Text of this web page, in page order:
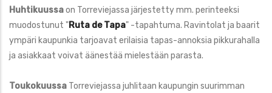
Huhtikuussaon Torreviejassa järjestetty mm. perinteeksi
muodostunut "Ruta de Tapa" -tapahtuma. Ravintolat ja baarit
ympäri kaupunkia tarjoavat erilaisia tapas-annoksia pikkurahalla
ja asiakkaat voivat äänestää mielestään parasta.
Toukokuussa Torreviejassa juhlitaan kaupungin suurimman